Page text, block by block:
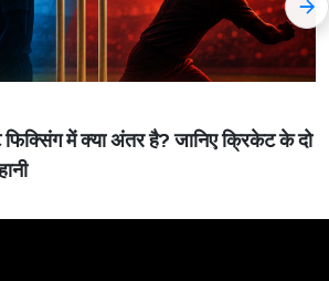
में क्या अंतर है? जानिए क्रिकेट के दो